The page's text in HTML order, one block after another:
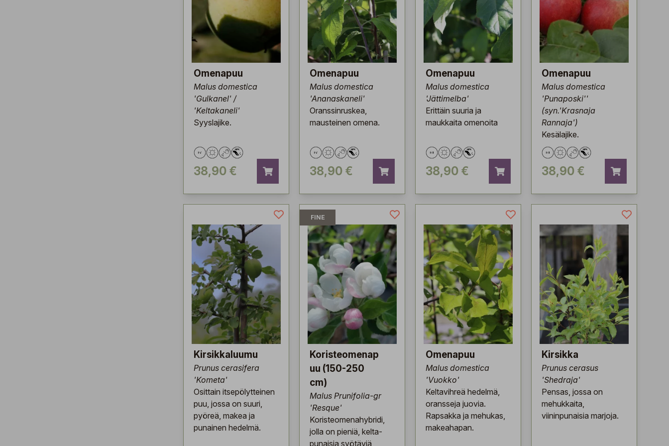
Omenapuu
Malus domestica
'Gulkanel' /
'Keltakaneli'
Syyslajike.
38,90 €
Omenapuu
Malus domestica
'Ananaskaneli'
Oranssinruskea,
mausteinen omena.
38,90 €
Omenapuu
Malus domestica
'Jättimelba'
Erittäin suuria ja
maukkaita omenoita
38,90 €
Omenapuu
Malus domestica
'Punaposki''
(syn.'Krasnaja
Rannaja')
Kesälajike.
38,90 €
Kirsikkaluumu
Prunus cerasifera
'Kometa'
Osittain itsepölytteinen
puu, jossa on suuri,
pyöreä, makea ja
punainen hedelmä.
FINE
Koristeomenap
uu (150-250
cm)
Malus Prunifolia-gr
'Resque'
Koristeomenahybridi,
jolla on pieniä, kelta-
punaisia syötäviä
Omenapuu
Malus domestica
'Vuokko'
Keltavihreä hedelmä,
oransseja juovia.
Rapsakka ja mehukas,
makeahapan.
Kirsikka
Prunus cerasus
'Shedraja'
Pensas, jossa on
mehukkaita,
viininpunaisia marjoja.